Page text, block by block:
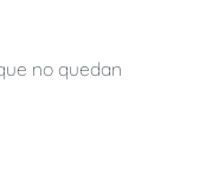
no quedan